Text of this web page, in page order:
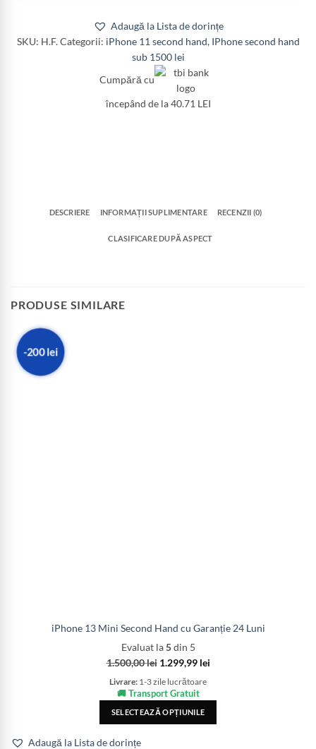
Adaugă la Lista de dorințe
SKU: H.F. Categorii: iPhone 11 second hand, IPhone second hand
sub 1500 lei
Cumpără cu
începând de la 40.71 LEI
DESCRIERE INFORMAȚII SUPLIMENTARE RECENZII (0)
CLASIFICARE DUPĂ ASPECT
PRODUSE SIMILARE
-200 lei
iPhone 13 Mini Second Hand cu Garanție 24 Luni
Evaluat la5din 5
1.500,00lei 1.299,99 lei
Livrare: 1-3 zile lucrătoare
🚚 Transport Gratuit
SELECTEAZĂ OPȚIUNILE
Adaugă la Lista de dorințe